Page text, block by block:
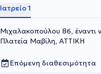
Ιατρείο 1
Μιχαλακοπούλου 86, έναντι
Πλατεία Μαβίλη, ΑΤΤΙΚΗ
Επόμενη διαθεσιμότητα